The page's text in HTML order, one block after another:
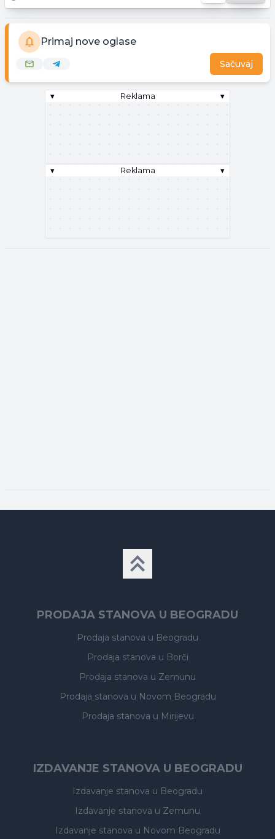
Primaj nove oglase
Sačuvaj
▾ Reklama ▾
▾ Reklama ▾
PRODAJA STANOVA U BEOGRADU
Prodaja stanova u Beogradu
Prodaja stanova u Borči
Prodaja stanova u Zemunu
Prodaja stanova u Novom Beogradu
Prodaja stanova u Mirijevu
IZDAVANJE STANOVA U BEOGRADU
Izdavanje stanova u Beogradu
Izdavanje stanova u Zemunu
Izdavanje stanova u Novom Beogradu